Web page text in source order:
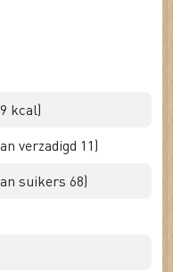
kcal)
verzadigd 11)
suikers 68)